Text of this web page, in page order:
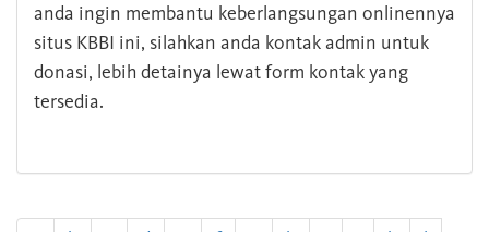
anda ingin membantu keberlangsungan onlinennya
situs KBBI ini, silahkan anda kontak admin untuk
donasi, lebih detainya lewat form kontak yang
tersedia.